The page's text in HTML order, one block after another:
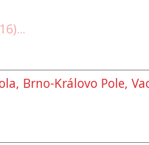
Brno-Královo Pole,